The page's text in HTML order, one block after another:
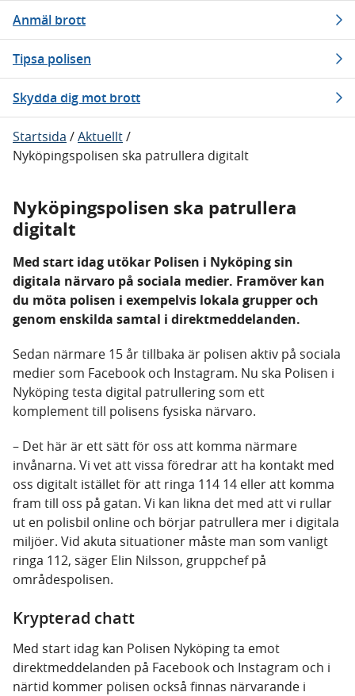
Anmäl brott
Tipsa polisen
Skydda dig mot brott
Startsida /Aktuellt/
Nyköpingspolisen ska patrullera digitalt
Nyköpingspolisen ska patrullera
digitalt
Med start idag utökar Polisen i Nyköping sin
digitala närvaro på sociala medier. Framöver kan
du möta polisen i exempelvis lokala grupper och
genom enskilda samtal i direktmeddelanden.
Sedan närmare 15 år tillbaka är polisen aktiv på sociala
medier som Facebook och Instagram. Nu ska Polisen i
Nyköping testa digital patrullering som ett
komplement till polisens fysiska närvaro.
– Det här är ett sätt för oss att komma närmare
invånarna. Vi vet att vissa föredrar att ha kontakt med
oss digitalt istället för att ringa 114 14 eller att komma
fram till oss på gatan. Vi kan likna det med att vi rullar
ut en polisbil online och börjar patrullera mer i digitala
miljöer. Vid akuta situationer måste man som vanligt
ringa 112, säger Elin Nilsson, gruppchef på
områdespolisen.
Krypterad chatt
Med start idag kan Polisen Nyköping ta emot
direktmeddelanden på Facebook och Instagram och i
närtid kommer polisen också finnas närvarande i